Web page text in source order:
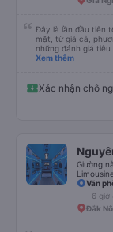
Đây là lần đầu tiên
mặt, từ giá cả,
những đánh giá
thử 1 lần cho biết. Có thể do tôi may mắn, tôi đã 0 gặp phải những điều tệ
quảng đường đầu.
Chân thành cám ơn
Xem thêm
Xác nhận chỗ
Giường
Văn
6 giờ
Đắk